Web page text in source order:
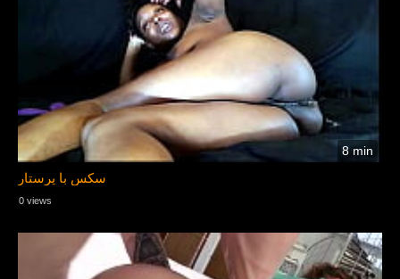
8 min
سکس با پرستار
0 views